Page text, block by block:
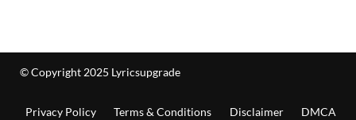
© Copyright 2025 Lyricsupgrade
Privacy Policy Terms & Conditions Disclaimer DMCA